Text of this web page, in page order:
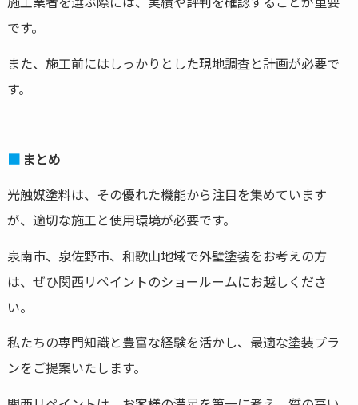
です。
また、施工前にはしっかりとした現地調査と計画が必要で
す。
まとめ
光触媒塗料は、その優れた機能から注目を集めています
が、適切な施工と使用環境が必要です。
泉南市、泉佐野市、和歌山地域で外壁塗装をお考えの方
は、ぜひ関西リペイントのショールームにお越しくださ
い。
私たちの専門知識と豊富な経験を活かし、最適な塗装プラ
ンをご提案いたします。